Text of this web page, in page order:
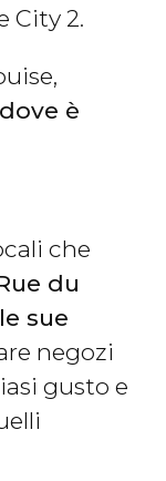
City 2.
è
che
du
sue
negozi
gusto e